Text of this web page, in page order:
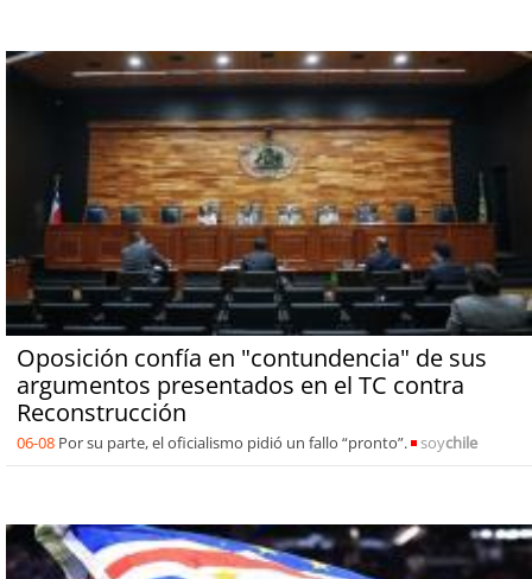
Oposición confía en "contundencia" de sus
argumentos presentados en el TC contra
Reconstrucción
06-08 Por su parte, el oficialismo pidió un fallo “pronto”. soychile